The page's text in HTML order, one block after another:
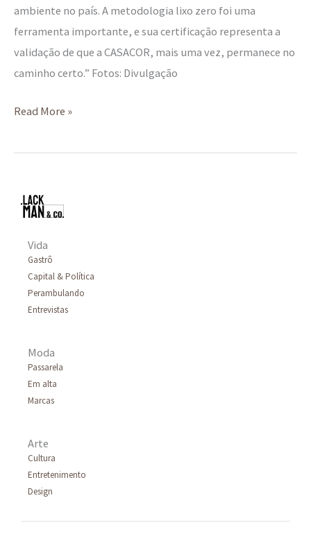
ambiente no país. A metodologia lixo zero foi uma
ferramenta importante, e sua certificação representa a
validação de que a CASACOR, mais uma vez, permanece no
caminho certo.” Fotos: Divulgação
Read More »
Vida
Gastrô
Capital & Política
Perambulando
Entrevistas
Moda
Passarela
Em alta
Marcas
Arte
Cultura
Entretenimento
Design